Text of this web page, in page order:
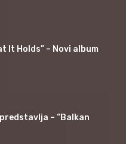
It Holds” – Novi album
– “Balkan